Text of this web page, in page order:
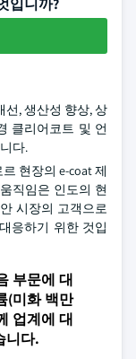
입니까?
선, 생산성 향상, 상
클리어코트 및 언
다.
현장의 e-coat 제
직임은 인도의 현
시장의 고객으로
응하기 위한 것입
부문에 대
(미화 백만
업계에 대
니다.